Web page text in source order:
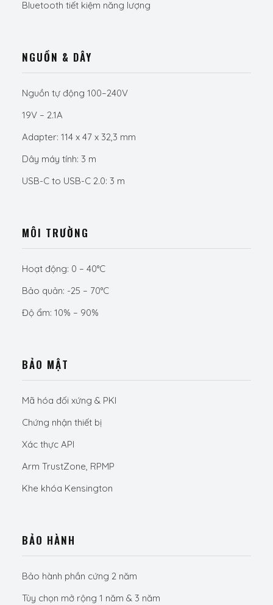
Bluetooth tiết kiệm năng lượng
NGUỒN & DÂY
Nguồn tự động 100–240V
19V – 2.1A
Adapter: 114 x 47 x 32,3 mm
Dây máy tính: 3 m
USB-C to USB-C 2.0: 3 m
MÔI TRƯỜNG
Hoạt động: 0 – 40°C
Bảo quản: -25 – 70°C
Độ ẩm: 10% – 90%
BẢO MẬT
Mã hóa đối xứng & PKI
Chứng nhận thiết bị
Xác thực API
Arm TrustZone, RPMP
Khe khóa Kensington
BẢO HÀNH
Bảo hành phần cứng 2 năm
Tùy chọn mở rộng 1 năm & 3 năm